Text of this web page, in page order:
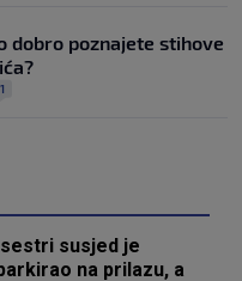
dobro poznajete stihove
susjed je
na prilazu, a